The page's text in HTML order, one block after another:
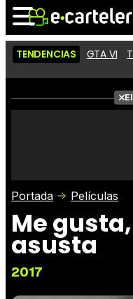
Noticias
Críticas
TENDENCIAS GTA VI
Portada Películas
Me
asusta
2017